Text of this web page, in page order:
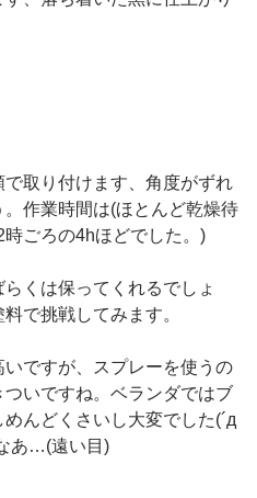
取り付けます、角度がずれ
作業時間は(ほとんど乾燥待
ごろの4hほどでした。)
くは保ってくれるでしょ
で挑戦してみます。
ですが、スプレーを使うの
いですね。ベランダではブ
んどくさいし大変でした(´д
あ…(遠い目)